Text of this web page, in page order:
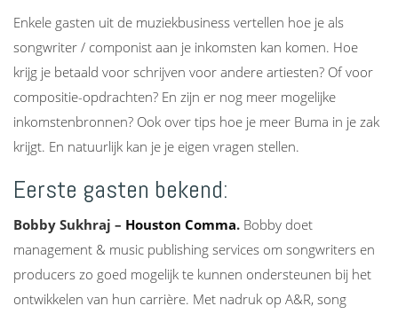
Enkele gasten uit de muziekbusiness vertellen hoe je als
songwriter / componist aan je inkomsten kan komen. Hoe
krijg je betaald voor schrijven voor andere artiesten? Of voor
compositie-opdrachten? En zijn er nog meer mogelijke
inkomstenbronnen? Ook over tips hoe je meer Buma in je zak
krijgt. En natuurlijk kan je je eigen vragen stellen.
Eerste gasten bekend:
Bobby Sukhraj – Houston Comma. Bobby doet
management & music publishing services om songwriters en
producers zo goed mogelijk te kunnen ondersteunen bij het
ontwikkelen van hun carrière. Met nadruk op A&R, song